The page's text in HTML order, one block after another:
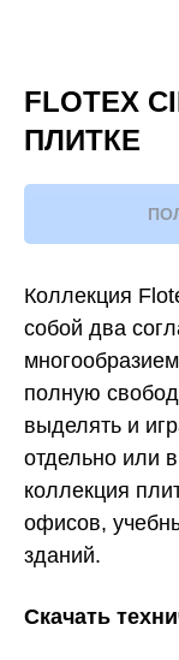
FLOTEX
ПЛИТКЕ
Коллекция
собой два
полную
выделять и
отдельно или
коллекция
офисов,
зданий.
Скачать